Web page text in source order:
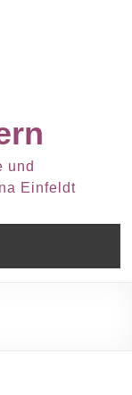
und
Einfeldt